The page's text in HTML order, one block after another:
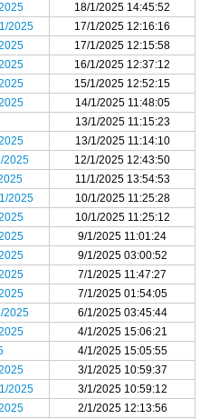
18/1/2025 14:45:52
2025
17/1/2025 12:16:16
17/1/2025 12:15:58
16/1/2025 12:37:12
15/1/2025 12:52:15
14/1/2025 11:48:05
13/1/2025 11:15:23
13/1/2025 11:14:10
2025
12/1/2025 12:43:50
11/1/2025 13:54:53
2025
10/1/2025 11:25:28
10/1/2025 11:25:12
9/1/2025 11:01:24
9/1/2025 03:00:52
7/1/2025 11:47:27
7/1/2025 01:54:05
2025
6/1/2025 03:45:44
4/1/2025 15:06:21
4/1/2025 15:05:55
3/1/2025 10:59:37
2025
3/1/2025 10:59:12
2/1/2025 12:13:56